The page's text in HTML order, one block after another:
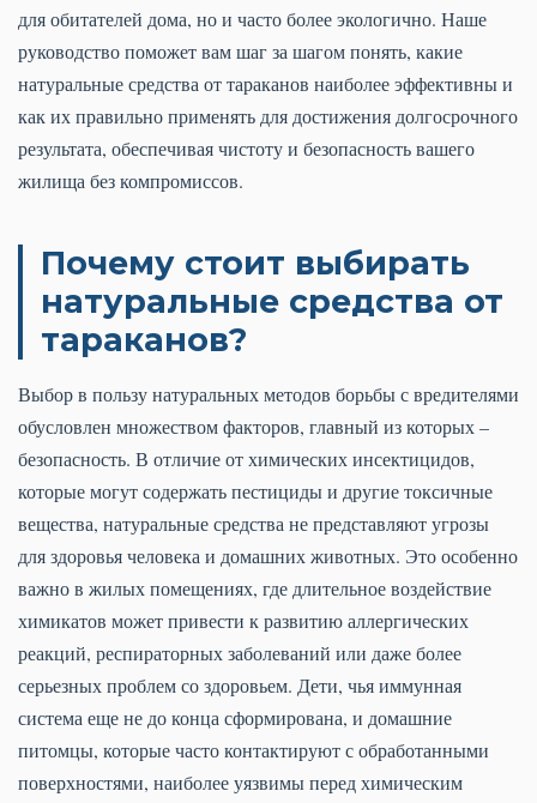
для обитателей дома, но и часто более экологично. Наше
руководство поможет вам шаг за шагом понять, какие
натуральные средства от тараканов наиболее эффективны и
как их правильно применять для достижения долгосрочного
результата, обеспечивая чистоту и безопасность вашего
жилища без компромиссов.
Почему стоит выбирать
натуральные средства от
тараканов?
Выбор в пользу натуральных методов борьбы с вредителями
обусловлен множеством факторов, главный из которых –
безопасность. В отличие от химических инсектицидов,
которые могут содержать пестициды и другие токсичные
вещества, натуральные средства не представляют угрозы
для здоровья человека и домашних животных. Это особенно
важно в жилых помещениях, где длительное воздействие
химикатов может привести к развитию аллергических
реакций, респираторных заболеваний или даже более
серьезных проблем со здоровьем. Дети, чья иммунная
система еще не до конца сформирована, и домашние
питомцы, которые часто контактируют с обработанными
поверхностями, наиболее уязвимы перед химическим